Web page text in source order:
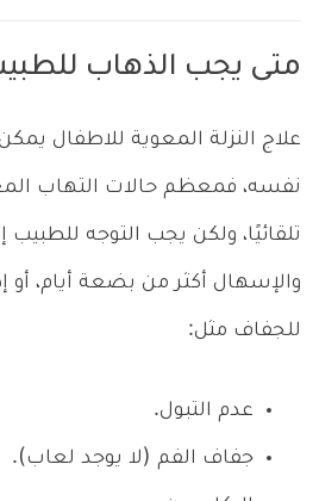
متى يجب الذهاب
علاج النزلة المعوية للاطفال
نفسه، فمعظم حالات التهاب
تلقائيًا، ولكن يجب التوجه للطبيب
والإسهال أكثر من بضعة أيام، أو
للجفاف مثل:
عدم التبول.
جفاف الفم (لا يوجد لعاب).